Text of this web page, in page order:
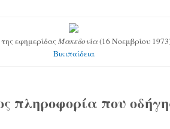
εφημερίδας Μακεδονία(16 Νοεμβρίου
Βικιπαίδεια
πληροφορία που